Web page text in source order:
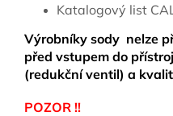
Katalogový list
Výrobníky sody nelze
před vstupem do
(redukční ventil) a
POZOR !!